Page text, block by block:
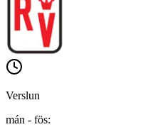
Verslun
mán - fös: